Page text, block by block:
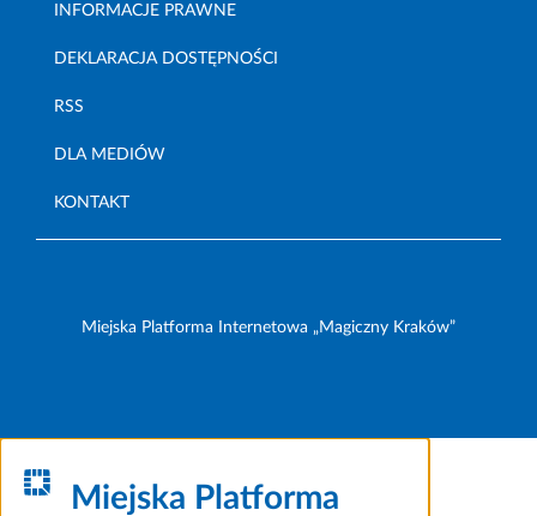
INFORMACJE PRAWNE
DEKLARACJA DOSTĘPNOŚCI
RSS
DLA MEDIÓW
KONTAKT
Miejska Platforma Internetowa „Magiczny Kraków”
Miejska Platforma